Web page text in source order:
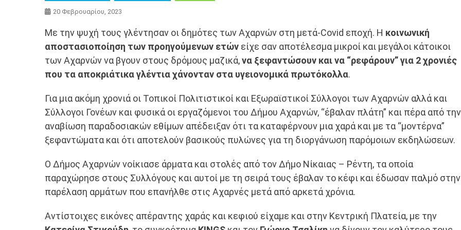
20 Φεβρουαρίου, 2023
Με την ψυχή τους γλέντησαν οι δημότες των Αχαρνών στη μετά-Covid εποχή. Η κοινωνική
αποστασιοποίηση των προηγούμενων ετών είχε σαν αποτέλεσμα μικροί και μεγάλοι κάτοικοι
των Αχαρνών να βγουν στους δρόμους μαζικά,να ξεφαντώσουν και να “ρεφάρουν” για 2 χρονιές
που τα αποκριάτικα γλέντια χάνονταν στα υγειονομικά πρωτόκολλα.
Για μια ακόμη χρονιά οι Τοπικοί Πολιτιστικοί και Εξωραϊστικοί Σύλλογοι των Αχαρνών αλλά και
Σύλλογοι Γονέων και φυσικά οι εργαζόμενοι του Δήμου Αχαρνών, “έβαλαν πλάτη” και πέρα από την
αναβίωση παραδοσιακών εθίμων απέδειξαν ότι τα καταφέρνουν μια χαρά και με τα “μοντέρνα”
ξεφαντώματα και ότι αποτελούν βασικούς πυλώνες για τη διοργάνωση παρόμοιων εκδηλώσεων.
Ο Δήμος Αχαρνών νοίκιασε άρματα και στολές από τον Δήμο Νίκαιας – Ρέντη, τα οποία
παραχώρησε στους Συλλόγους και αυτοί με τη σειρά τους έβαλαν το κέφι και έδωσαν παλμό στην
παρέλαση αρμάτων που επανήλθε στις Αχαρνές μετά από αρκετά χρόνια.
Αντίστοιχες εικόνες απέραντης χαράς και κεφιού είχαμε και στην Κεντρική Πλατεία, με την